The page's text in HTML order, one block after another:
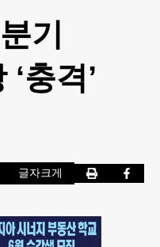
기
충격’
글자크게